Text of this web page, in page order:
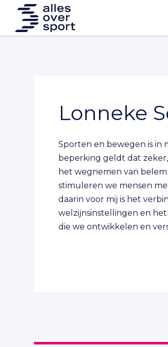
Lonneke
Sporten en bewegen is in
beperking geldt dat
het wegnemen van
stimuleren we mensen
daarin voor mij is het
welzijnsinstellingen en
die we ontwikkelen en